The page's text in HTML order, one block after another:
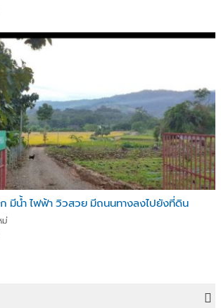
มีน้ำ ไฟฟ้า วิวสวย มีถนนทางลงไปยังที่ดิน
ม่